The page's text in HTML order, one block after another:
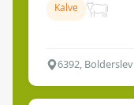
Kalve
6392, Bolderslev